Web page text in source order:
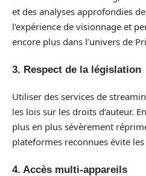
et des analyses approfondies
l’expérience de visionnage et
encore plus dans l’univers de
3. Respect de la législation
Utiliser des services de
les lois sur les droits d’auteur.
plus en plus sévèrement
plateformes reconnues évite
4. Accès multi-appareils